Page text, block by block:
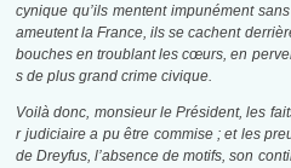
cynique qu’ils mentent impunément
ameutent la France, ils se cachent
bouches en troublant les cœurs, en
s de plus grand crime civique.
Voilà donc, monsieur le Président, les
r judiciaire a pu être commise ; et les
de Dreyfus, l’absence de motifs, son